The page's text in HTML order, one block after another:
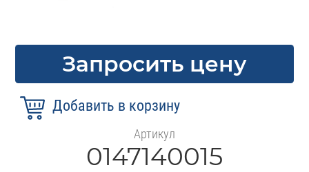
Запросить цену
Артикул
0147140015